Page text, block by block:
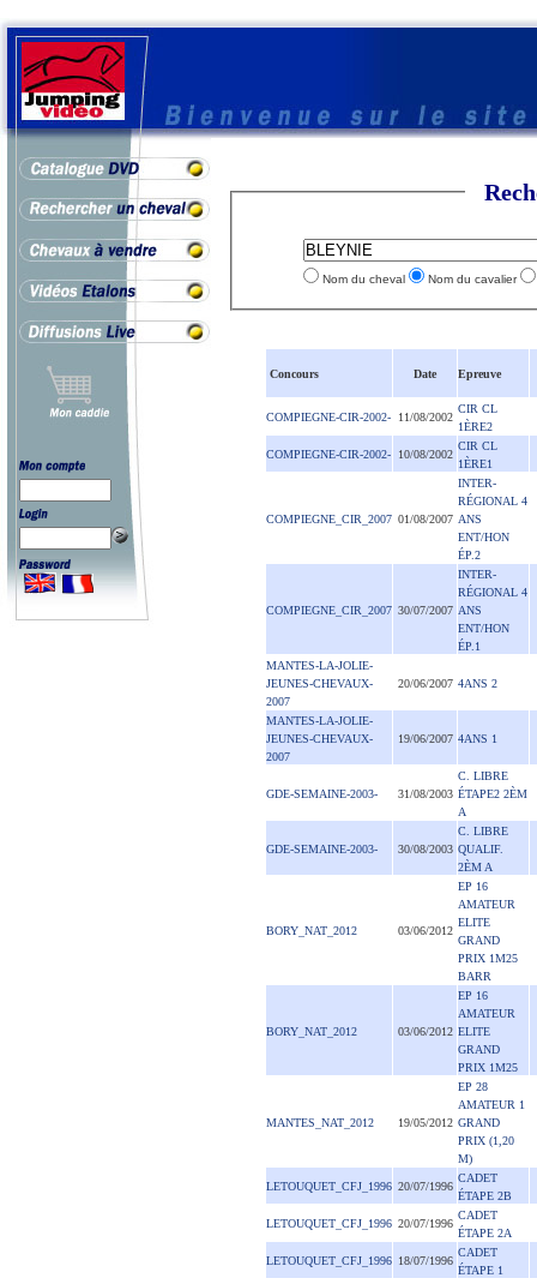
Nom du cheval Nom du cavalier
Concours Date Epreuve
COMPIEGNE-CIR-2002- 11/08/2002
CIR CL
1ÈRE2
COMPIEGNE-CIR-2002- 10/08/2002
CIR CL
1ÈRE1
COMPIEGNE_CIR_2007 01/08/2007
INTER-
RÉGIONAL 4
ANS
ENT/HON
ÉP.2
COMPIEGNE_CIR_2007 30/07/2007
INTER-
RÉGIONAL 4
ANS
ENT/HON
ÉP.1
MANTES-LA-JOLIE-
JEUNES-CHEVAUX-
2007
20/06/2007 4ANS 2
MANTES-LA-JOLIE-
JEUNES-CHEVAUX-
2007
19/06/2007 4ANS 1
GDE-SEMAINE-2003- 31/08/2003
C. LIBRE
ÉTAPE2 2ÈM
A
GDE-SEMAINE-2003- 30/08/2003
C. LIBRE
QUALIF.
2ÈM A
BORY_NAT_2012 03/06/2012
EP 16
AMATEUR
ELITE
GRAND
PRIX 1M25
BARR
BORY_NAT_2012 03/06/2012
EP 16
AMATEUR
ELITE
GRAND
PRIX 1M25
MANTES_NAT_2012 19/05/2012
EP 28
AMATEUR 1
GRAND
PRIX (1,20
M)
LETOUQUET_CFJ_1996 20/07/1996
CADET
ÉTAPE 2B
LETOUQUET_CFJ_1996 20/07/1996
CADET
ÉTAPE 2A
LETOUQUET_CFJ_1996 18/07/1996
CADET
ÉTAPE 1